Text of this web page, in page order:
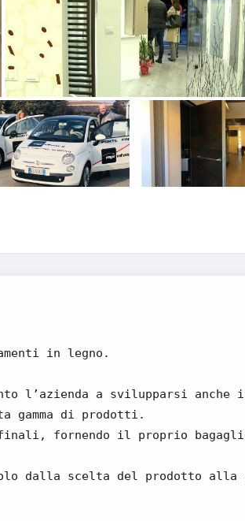
in legno.
l’azienda a svilupparsi anche
gamma di prodotti.
fornendo il proprio
dalla scelta del prodotto alla